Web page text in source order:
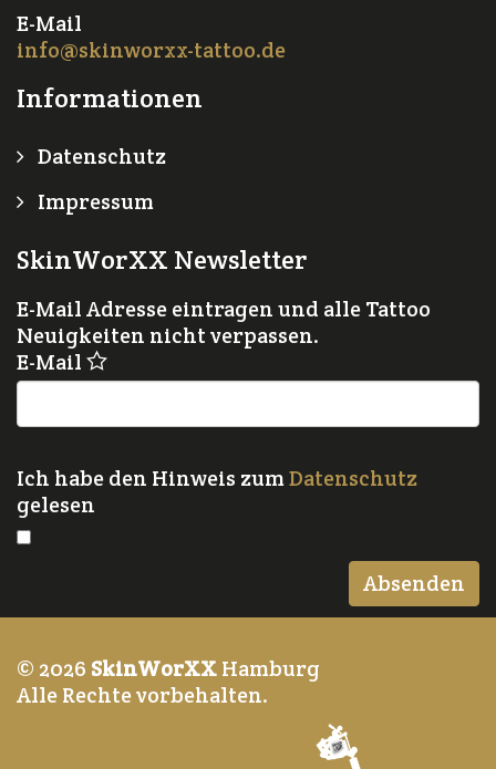
E-Mail
info@skinworxx-tattoo.de
Informationen
Datenschutz
Impressum
SkinWorXX Newsletter
E-Mail Adresse eintragen und alle Tattoo
Neuigkeiten nicht verpassen.
E-Mail
Ich habe den Hinweis zumDatenschutz
gelesen
© 2026 SkinWorXX Hamburg
Alle Rechte vorbehalten.